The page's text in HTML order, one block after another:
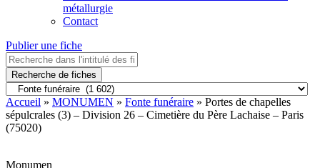
métallurgie
Contact
Publier une fiche
Recherche de fiches
Accueil » MONUMEN » Fonte funéraire » Portes de chapelles
sépulcrales (3) – Division 26 – Cimetière du Père Lachaise – Paris
(75020)
Monumen